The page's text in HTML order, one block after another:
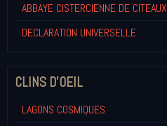
ABBAYE CISTERCIENNE DE CITEAUX
DECLARATION UNIVERSELLE
CLINS D'OEIL
LAGONS COSMIQUES